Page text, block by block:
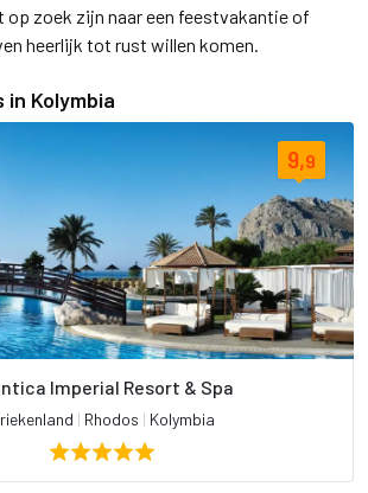
op zoek zijn naar een feestvakantie of
heerlijk tot rust willen komen.
Kolymbia
9,9
Imperial Resort & Spa
| Rhodos | Kolymbia